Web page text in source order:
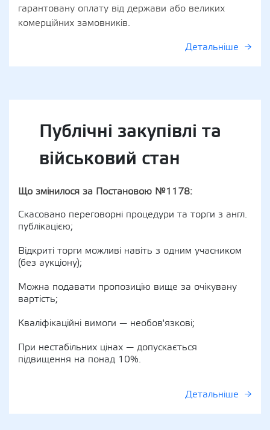
гарантовану оплату від держави або великих
комерційних замовників.
Детальніше
Публічні закупівлі та
військовий стан
Що змінилося за Постановою №1178:
Скасовано переговорні процедури та торги з англ.
публікацією;
Відкриті торги можливі навіть з одним учасником
(без аукціону);
Можна подавати пропозицію вище за очікувану
вартість;
Кваліфікаційні вимоги — необов'язкові;
При нестабільних цінах — допускається
підвищення на понад 10%.
Детальніше